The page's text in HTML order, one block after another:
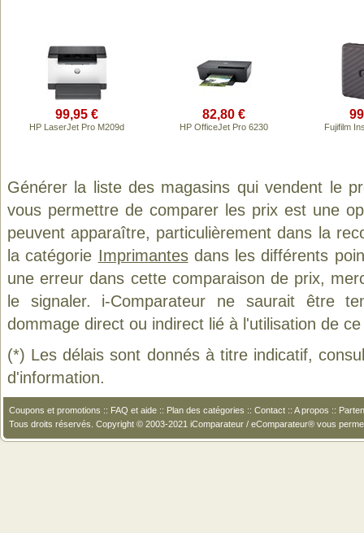
99,95 €
HP LaserJet Pro M209d
82,80 €
HP OfficeJet Pro 6230 Fujifilm
Générer la liste des magasins qui vendent le
vous permettre de comparer les prix est une
peuvent apparaître, particulièrement dans la
la catégorie Imprimantesdans les différents
une erreur dans cette comparaison de prix,
le signaler. i-Comparateur ne saurait être
dommage direct ou indirect lié à l'utilisation de
(*) Les délais sont donnés à titre indicatif,
d'information.
Coupons et promotions :: FAQ et aide :: Plan des catégories :: Contact :: A propos ::
Tous droits réservés. Copyright © 2003-2021 iComparateur / eComparateur® vous